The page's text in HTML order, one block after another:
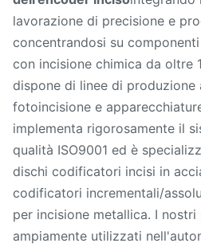
lavorazione di precisione e
concentrandosi su
con incisione chimica da oltre
dispone di linee di produzione
fotoincisione e
implementa rigorosamente il
qualità ISO9001 ed è
dischi codificatori incisi in
codificatori incrementali/
per incisione metallica. I
ampiamente utilizzati